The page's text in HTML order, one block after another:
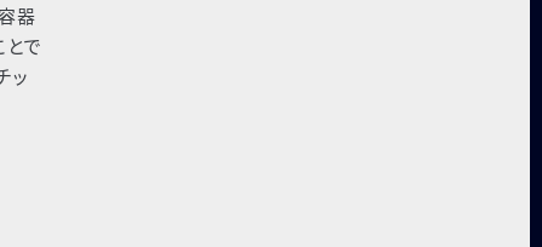
器
とで
ッ